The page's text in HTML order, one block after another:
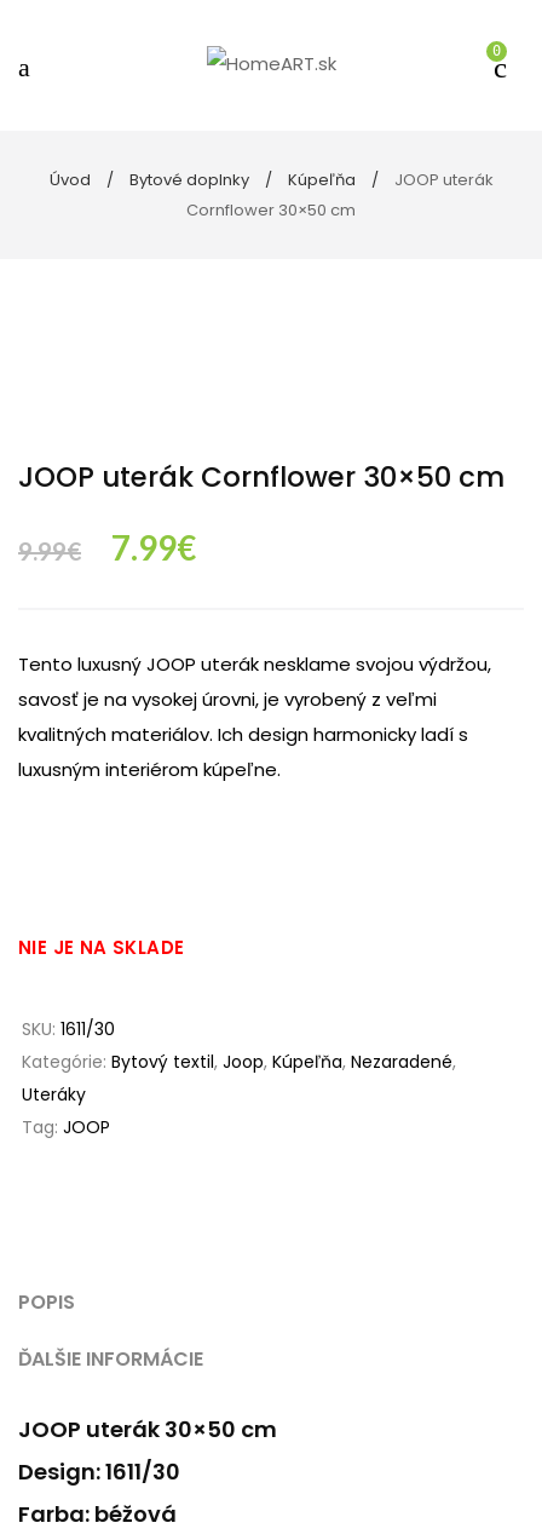
0
Úvod Bytové doplnky Kúpeľňa
JOOP uterák
Cornflower 30×50 cm
JOOP uterák Cornflower 30×50 cm
9.99€
Original
was:
9.99€.
7.99€Current
is:
7.99€.
Tento luxusný JOOP uterák nesklame svojou výdržou,
savosť je na vysokej úrovni, je vyrobený z veľmi
kvalitných materiálov. Ich design harmonicky ladí s
luxusným interiérom kúpeľne.
NIE JE NA SKLADE
SKU: 1611/30
Kategórie: Bytový textil, Joop, Kúpeľňa, Nezaradené,
Uteráky
Tag: JOOP
POPIS
ĎALŠIE INFORMÁCIE
JOOP uterák 30×50 cm
Design: 1611/30
Farba: béžová